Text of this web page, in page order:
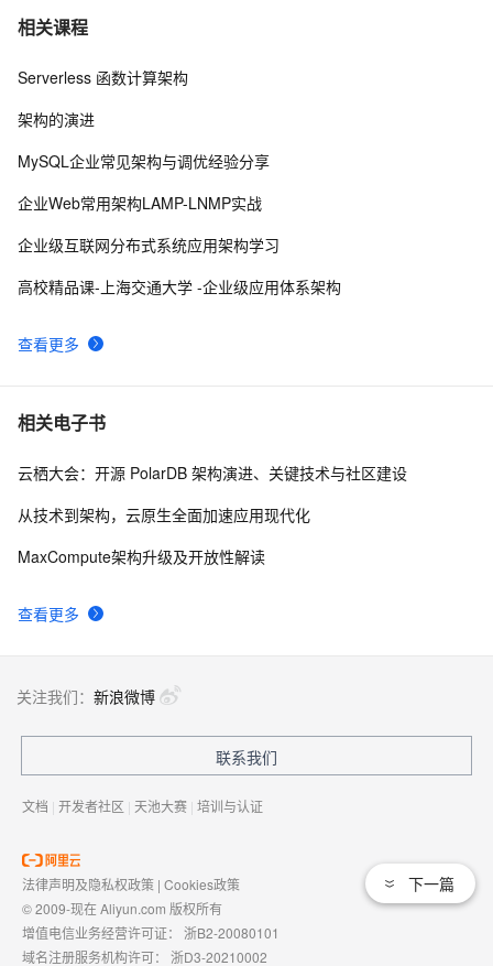
7 教你微信IM即时消息系统的架构设计（上）
8 带你读《云原生架构白皮书2022新版》——
10数据湖架构构建与技术解析 | 开发者社区精选文章合集
相关课程
查看更多
Serverless 函数计算架构
架构的演进
MySQL企业常见架构与调优经验分享
企业Web常用架构LAMP-LNMP实战
企业级互联网分布式系统应用架构学习
高校精品课-上海交通大学 -企业级应用体系架构
相关电子书
查看更多
云栖大会：开源 PolarDB 架构演进、关键技术与社区建设
从技术到架构，云原生全面加速应用现代化
MaxCompute架构升级及开放性解读
下一篇
关注我们： 新浪微博
联系我们
文档 | 开发者社区 | 天池大赛 | 培训与认证
法律声明及隐私权政策 | Cookies政策
© 2009-现在 Aliyun.com 版权所有
增值电信业务经营许可证： 浙B2-20080101
域名注册服务机构许可： 浙D3-20210002